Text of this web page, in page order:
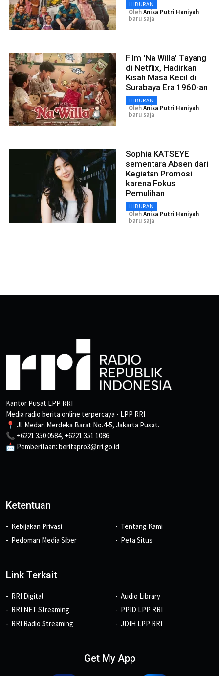
HIBURAN
OlehAnisa Putri Haniyah
baru saja
Film 'Na Willa' Tayang
di Netflix, Hadirkan
Kisah Masa Kecil di
Surabaya Era 1960-an
HIBURAN
OlehAnisa Putri Haniyah
baru saja
Sophia KATSEYE
sementara Absen dari
Kegiatan Promosi
karena Fokus
Pemulihan
HIBURAN
OlehAnisa Putri Haniyah
baru saja
Kantor Pusat LPP RRI
Media radio berita online terpercaya - LPP RRI
📍 Jl. Medan Merdeka Barat No.4-5, Jakarta Pusat.
📞 +6221 350 0584, +6221 351 1086
📩 Pemberitaan: beritapro3@rri.go.id
Ketentuan
Kebijakan Privasi
Pedoman Media Siber
Tentang Kami
Peta Situs
Link Terkait
RRI Digital
RRI NET Streaming
RRI Radio Streaming
Audio Library
PPID LPP RRI
JDIH LPP RRI
Get My App